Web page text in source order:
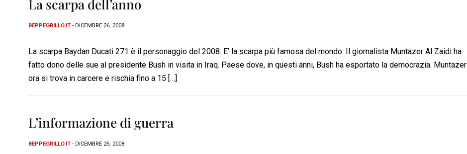
La scarpa dell’anno
BEPPEGRILLO.IT - DICEMBRE 26, 2008
La scarpa Baydan Ducati 271 è il personaggio del 2008. E’ la scarpa più famosa del mondo. Il giornalista Muntazer Al Zaidi ha
fatto dono delle sue al presidente Bush in visita in Iraq. Paese dove, in questi anni, Bush ha esportato la democrazia. Muntazer
ora si trova in carcere e rischia fino a 15 […]
L’informazione di guerra
BEPPEGRILLO.IT - DICEMBRE 25, 2008